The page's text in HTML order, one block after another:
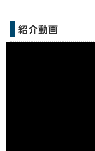
紹介動画